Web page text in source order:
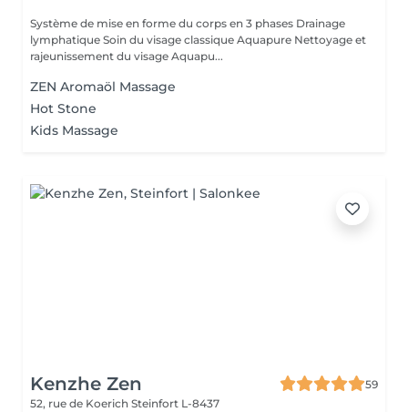
Système de mise en forme du corps en 3 phases Drainage
lymphatique Soin du visage classique Aquapure Nettoyage et
rajeunissement du visage Aquapu...
ZEN Aromaöl Massage
Hot Stone
Kids Massage
Kenzhe Zen
59
52, rue de Koerich Steinfort L-8437